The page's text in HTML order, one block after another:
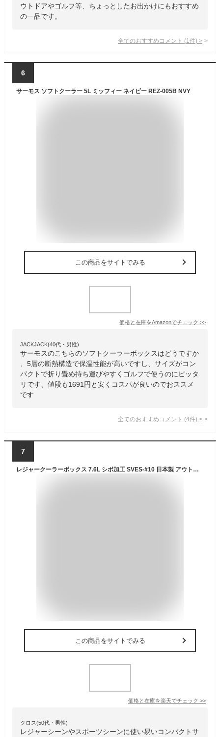
ウトドアやゴルフ等、ちょっとしたお出かけにもおすすめ
の一品です。
全てのおすすめコメント (1 件) >
6
サーモス ソフトクーラー 5L ミッフィー ネイビー REZ-005B NVY
この商品をサイトでみる
価格と在庫をAmazonでチェック >>
JACKJACK(40代・男性)
サーモスのこちらのソフトクーラーボックスはどうですか
、5層の断熱構造で保温性能が高いですし、サイズがコン
パクトで折り畳め持ち運びやすくゴルフで使うのにピッタ
リです、値段も1691円と安くコスパが良いのでおススメ
です
全てのおすすめコメント (4件) >
7
レジャークーラーボックス 7.6L シボ加工 SVES-#10 日本製 アウトドア レジャー キャンプ 海水浴 ビーチ バーベキュー クーラーバッグ クーラーボックス 保冷 車載 小型 シボ加工 部活動 釣り 部活 保冷力 クーラーBOX クーラーバスケット 収納ボックス 国産
この商品をサイトでみる
価格と在庫を楽天でチェック >>
クロス(50代・男性)
レジャーシーンやスポーツシーンに使い易いコンパクトサ